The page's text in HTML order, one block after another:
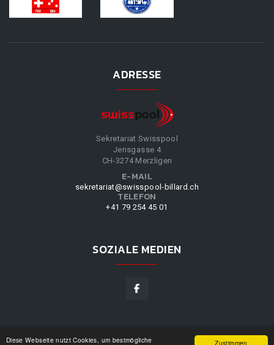
Zustimmen
Diese Webseite nutzt Cookies, um bestmögliche
ADRESSE
Sekretariat Swisspool
Jensgasse 4
CH-3274 Merzligen
E-MAIL
sekretariat@swisspool-billard.ch
TELEFON
+41 79 254 45 01
SOZIALE MEDIEN
SWISSPOOL©2026|DESIGN BY UNSERE